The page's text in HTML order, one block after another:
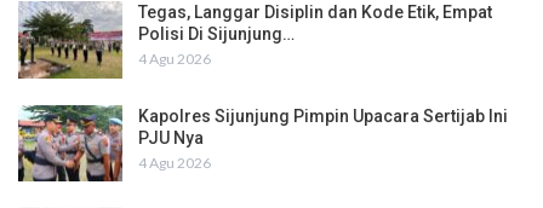
Tegas, Langgar Disiplin dan Kode Etik, Empat
Polisi Di Sijunjung…
4 Agu 2026
Kapolres Sijunjung Pimpin Upacara Sertijab Ini
PJU Nya
4 Agu 2026